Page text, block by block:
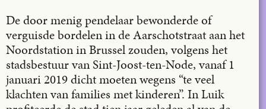
De door menig pendelaar bewonderde of
verguisde bordelen in de Aarschotstraat aan het
Noordstation in Brussel zouden, volgens het
stadsbestuur van Sint-Joost-ten-Node, vanaf 1
januari 2019 dicht moeten wegens “te veel
klachten van families met kinderen”. In Luik